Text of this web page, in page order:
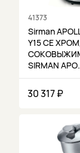
41373
Sirman
Y15 CE
SIRMAN
30 317 ₽